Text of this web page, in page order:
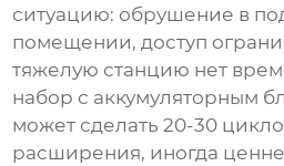
ситуацию: обрушение в
помещении, доступ
тяжелую станцию нет
набор с аккумуляторным
может сделать 20-30
расширения, иногда